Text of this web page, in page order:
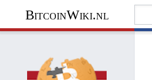
BitcoinWiki.nl